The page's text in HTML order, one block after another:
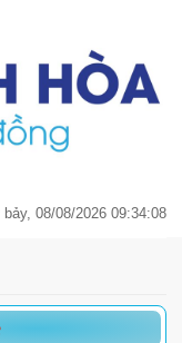
08/08/2026 09:34:08